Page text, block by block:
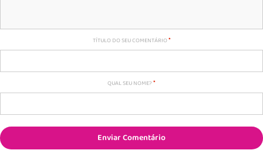
TÍTULO DO SEU COMENTÁRIO
QUAL SEU NOME?
Enviar Comentário